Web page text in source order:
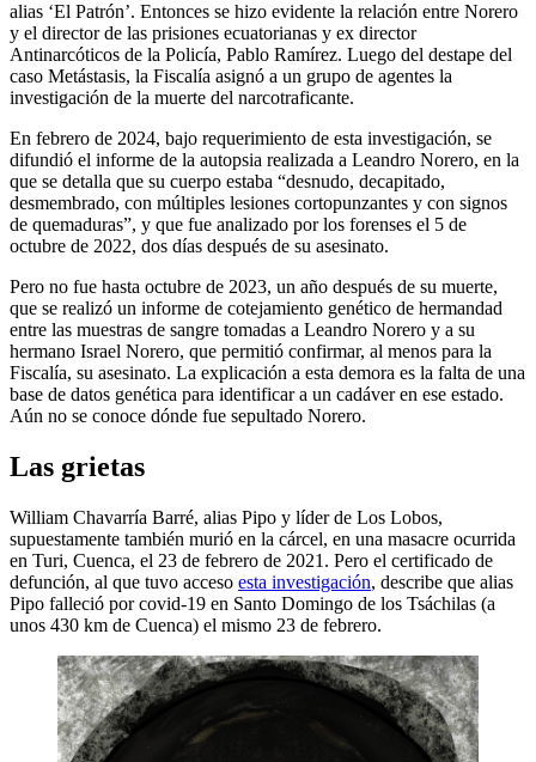
alias ‘El Patrón’. Entonces se hizo evidente la relación entre Norero
y el director de las prisiones ecuatorianas y ex director
Antinarcóticos de la Policía, Pablo Ramírez. Luego del destape del
caso Metástasis, la Fiscalía asignó a un grupo de agentes la
investigación de la muerte del narcotraficante.
En febrero de 2024, bajo requerimiento de esta investigación, se
difundió el informe de la autopsia realizada a Leandro Norero, en la
que se detalla que su cuerpo estaba “desnudo, decapitado,
desmembrado, con múltiples lesiones cortopunzantes y con signos
de quemaduras”, y que fue analizado por los forenses el 5 de
octubre de 2022, dos días después de su asesinato.
Pero no fue hasta octubre de 2023, un año después de su muerte,
que se realizó un informe de cotejamiento genético de hermandad
entre las muestras de sangre tomadas a Leandro Norero y a su
hermano Israel Norero, que permitió confirmar, al menos para la
Fiscalía, su asesinato. La explicación a esta demora es la falta de una
base de datos genética para identificar a un cadáver en ese estado.
Aún no se conoce dónde fue sepultado Norero.
Las grietas
William Chavarría Barré, alias Pipo y líder de Los Lobos,
supuestamente también murió en la cárcel, en una masacre ocurrida
en Turi, Cuenca, el 23 de febrero de 2021. Pero el certificado de
defunción, al que tuvo acceso esta investigación, describe que alias
Pipo falleció por covid-19 en Santo Domingo de los Tsáchilas (a
unos 430 km de Cuenca) el mismo 23 de febrero.